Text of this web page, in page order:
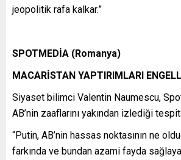
jeopolitik rafa kalkar.”
SPOTMEDİA (Romanya)
MACARİSTAN YAPTIRIMLARI
Siyaset bilimci Valentin Naumescu,
AB’nin zaaflarını yakından izlediği
“Putin, AB’nin hassas noktasının ne
farkında ve bundan azami fayda